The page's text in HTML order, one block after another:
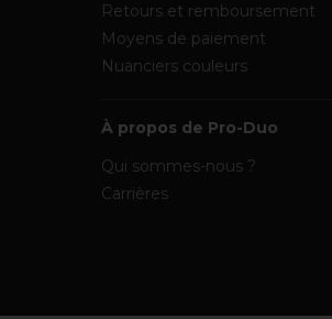
Retours et remboursement
Moyens de paiement
Nuanciers couleurs
À propos de Pro-Duo
Qui sommes-nous ?
Carrières